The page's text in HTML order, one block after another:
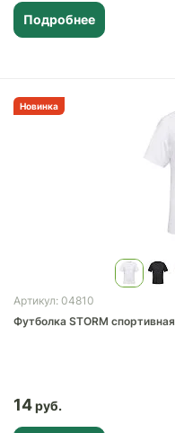
Подробнее
Новинка
Артикул: 04810
Футболка STORM спортивная
14